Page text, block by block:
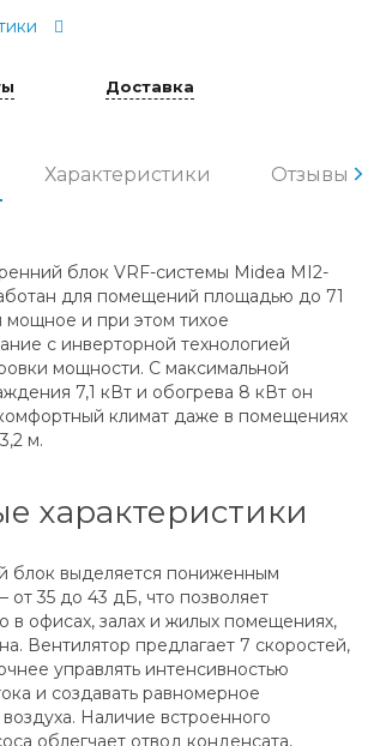
Доставка
Характеристики Отзывы
блок VRF-системы Midea MI2-
для помещений площадью до 71
мощное и при этом тихое
с инверторной технологией
мощности. С максимальной
7,1 кВт и обогрева 8 кВт он
климат даже в помещениях
м.
характеристики
блок выделяется пониженным
35 до 43 дБ, что позволяет
в офисах, залах и жилых помещениях,
Вентилятор предлагает 7 скоростей,
управлять интенсивностью
и создавать равномерное
Наличие встроенного
облегчает отвод конденсата,